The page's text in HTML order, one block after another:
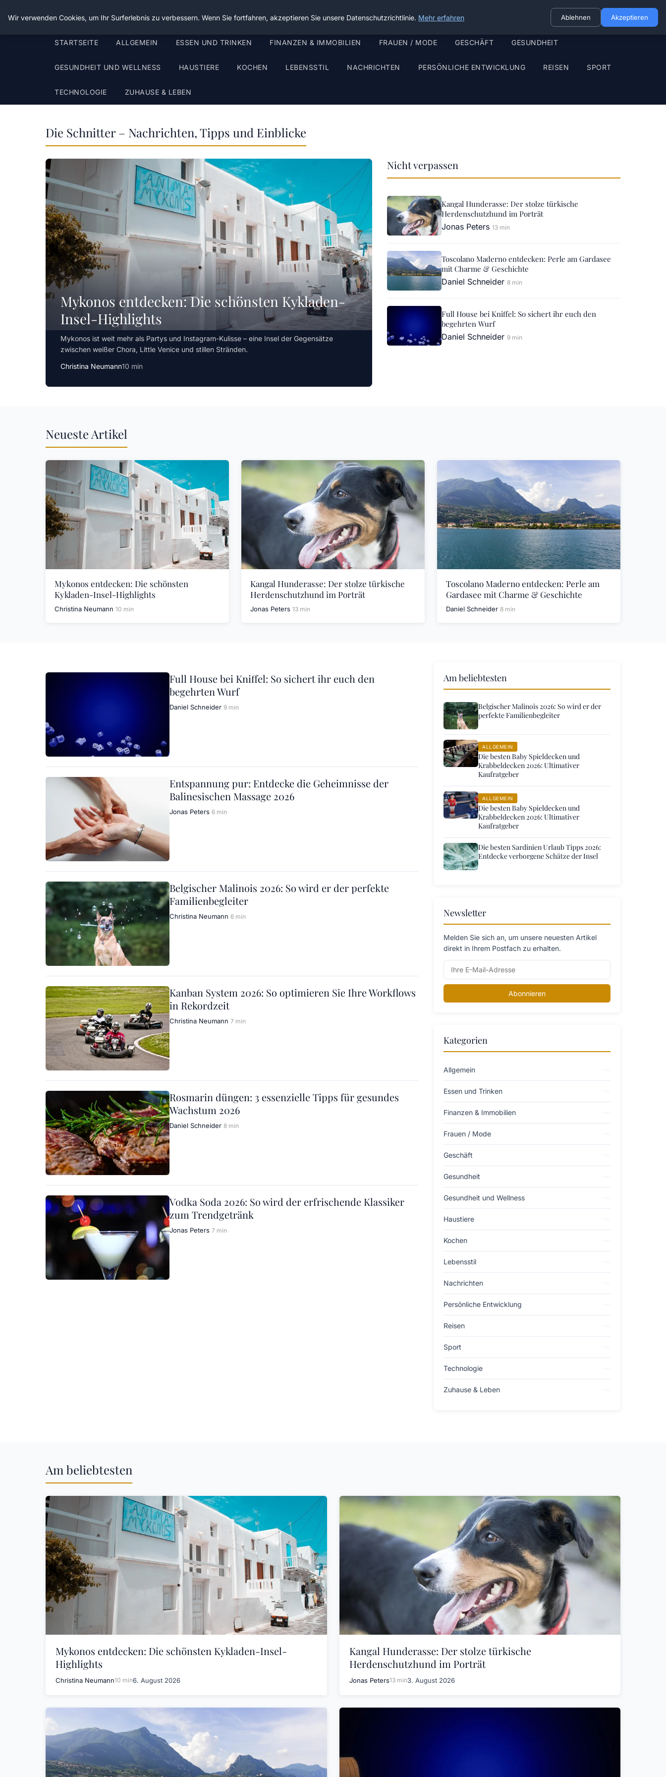
Die Schnitter
STARTSEITE ALLGEMEIN ESSEN UND TRINKEN FINANZEN & IMMOBILIEN FRAUEN / MODE GESCHÄFT GESUNDHEIT
GESUNDHEIT UND WELLNESS HAUSTIERE KOCHEN LEBENSSTIL NACHRICHTEN PERSÖNLICHE ENTWICKLUNG REISEN SPORT
TECHNOLOGIE ZUHAUSE & LEBEN
Die Schnitter – Nachrichten, Tipps und Einblicke
Mykonos entdecken: Die schönsten Kykladen-
Insel-Highlights
Mykonos ist weit mehr als Partys und Instagram-Kulisse – eine Insel der Gegensätze
zwischen weißer Chora, Little Venice und stillen Stränden.
Christina Neumann10 min
Nicht verpassen
Kangal Hunderasse: Der stolze türkische
Herdenschutzhund im Porträt
Jonas Peters 13 min
Toscolano Maderno entdecken: Perle am Gardasee
mit Charme & Geschichte
Daniel Schneider 8 min
Full House bei Kniffel: So sichert ihr euch den
begehrten Wurf
Daniel Schneider 9 min
Neueste Artikel
Mykonos entdecken: Die schönsten
Kykladen-Insel-Highlights
Christina Neumann 10 min
Kangal Hunderasse: Der stolze türkische
Herdenschutzhund im Porträt
Jonas Peters 13 min
Toscolano Maderno entdecken: Perle am
Gardasee mit Charme & Geschichte
Daniel Schneider 8 min
Full House bei Kniffel: So sichert ihr euch den
begehrten Wurf
Daniel Schneider 9 min
Entspannung pur: Entdecke die Geheimnisse der
Balinesischen Massage 2026
Jonas Peters 6 min
Belgischer Malinois 2026: So wird er der perfekte
Familienbegleiter
Christina Neumann 6 min
Kanban System 2026: So optimieren Sie Ihre Workflows
in Rekordzeit
Christina Neumann 7 min
Rosmarin düngen: 3 essenzielle Tipps für gesundes
Wachstum 2026
Daniel Schneider 8 min
Vodka Soda 2026: So wird der erfrischende Klassiker
zum Trendgetränk
Jonas Peters 7 min
Am beliebtesten
Belgischer Malinois 2026: So wird er der
perfekte Familienbegleiter
ALLGEMEIN
Die besten Baby Spieldecken und
Krabbeldecken 2026: Ultimativer
Kaufratgeber
ALLGEMEIN
Die besten Baby Spieldecken und
Krabbeldecken 2026: Ultimativer
Kaufratgeber
Die besten Sardinien Urlaub Tipps 2026:
Entdecke verborgene Schätze der Insel
Newsletter
Melden Sie sich an, um unsere neuesten Artikel
direkt in Ihrem Postfach zu erhalten.
Abonnieren
Kategorien
Allgemein
Essen und Trinken
Finanzen & Immobilien
Frauen / Mode
Geschäft
Gesundheit
Gesundheit und Wellness
Haustiere
Kochen
Lebensstil
Nachrichten
Persönliche Entwicklung
Reisen
Sport
Technologie
Zuhause & Leben
Am beliebtesten
Mykonos entdecken: Die schönsten Kykladen-Insel-
Highlights
Christina Neumann10 min6. August 2026
Kangal Hunderasse: Der stolze türkische
Herdenschutzhund im Porträt
Jonas Peters13 min3. August 2026
Wir verwenden Cookies, um Ihr Surferlebnis zu verbessern. Wenn Sie fortfahren, akzeptieren Sie unsere Datenschutzrichtlinie. Mehr erfahren Ablehnen Akzeptieren